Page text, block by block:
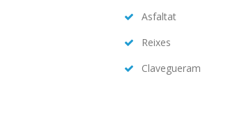
Asfaltat
Reixes
Clavegueram